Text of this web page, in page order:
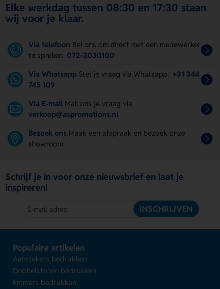
Elke werkdag tussen 08:30 en 17:30 staan
wij voor je klaar.
Via telefoon Bel ons om direct met een medewerker
te spreken 072-3030100
Via Whatsapp Stel je vraag via Whatsapp. +31 344
745 109
Via E-mail Mail ons je vraag via
verkoop@aspromotions.nl
Bezoek ons Maak een afspraak en bezoek onze
showroom.
Schrijf je in voor onze nieuwsbrief en laat je
inspireren!
INSCHRIJVEN
Populaire artikelen
Aanstekers bedrukken
Dobbelstenen bedrukken
Emmers bedrukken